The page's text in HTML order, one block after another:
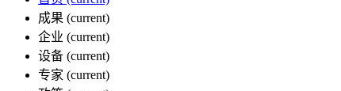
成果 (current)
企业 (current)
设备 (current)
专家 (current)